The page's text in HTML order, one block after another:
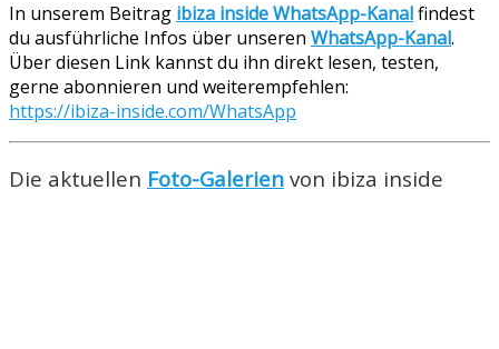
In unserem Beitrag ibiza inside WhatsApp-Kanalfindest
du ausführliche Infos über unseren WhatsApp-Kanal.
Über diesen Link kannst du ihn direkt lesen, testen,
gerne abonnieren und weiterempfehlen:
https://ibiza-inside.com/WhatsApp
Die aktuellen Foto-Galerien von ibiza inside